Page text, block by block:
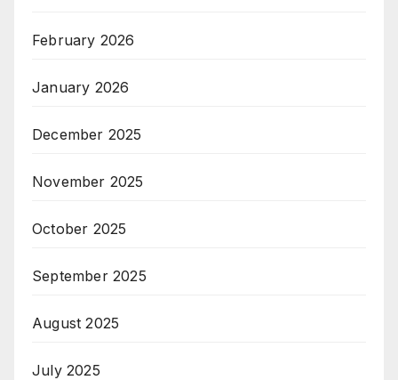
February 2026
January 2026
December 2025
November 2025
October 2025
September 2025
August 2025
July 2025